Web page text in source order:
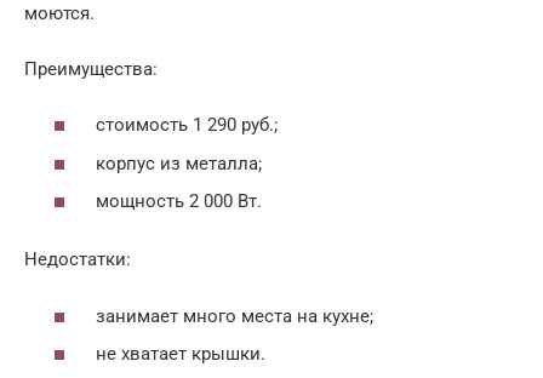
моются.
Преимущества:
стоимость 1 290 руб.;
корпус из металла;
мощность 2 000 Вт.
Недостатки:
занимает много места на кухне;
не хватает крышки.